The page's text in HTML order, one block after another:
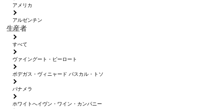
アメリカ
アルゼンチン
生産者
すべて
ヴァイングート・ピーロート
ボデガス・ヴィニャード パスカル・トソ
パナメラ
ホワイトへイヴン・ワイン・カンパニー